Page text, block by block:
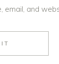
email, and